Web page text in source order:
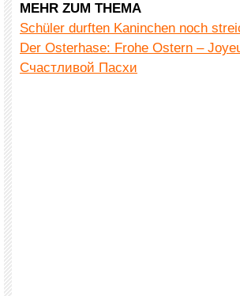
MEHR ZUM THEMA
Schüler durften Kaninchen noch
Der Osterhase: Frohe Ostern –
Счастливой Пасхи